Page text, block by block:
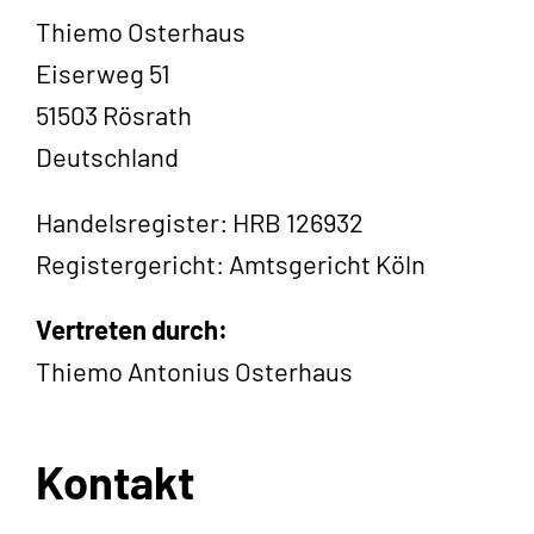
Thiemo Osterhaus
Eiserweg 51
51503 Rösrath
Deutschland
Handelsregister: HRB 126932
Registergericht: Amtsgericht Köln
Vertreten durch:
Thiemo Antonius Osterhaus
Kontakt